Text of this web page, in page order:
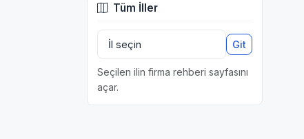
Tüm İller
Git
Seçilen ilin firma rehberi sayfasını
açar.